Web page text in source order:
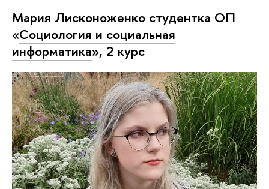
Мария Лисконоженко студентка ОП
«Социология и социальная
информатика», 2 курс